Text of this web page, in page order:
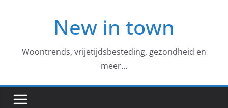
New in town
Woontrends, vrijetijdsbesteding, gezondheid en
meer…